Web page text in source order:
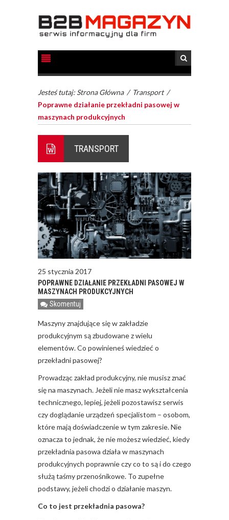
Jesteś tutaj: Strona Główna / Transport /
Poprawne działanie przekładni pasowej w
maszynach produkcyjnych
TRANSPORT
25 stycznia 2017
POPRAWNE DZIAŁANIE PRZEKŁADNI PASOWEJ W
MASZYNACH PRODUKCYJNYCH
Skomentuj
Maszyny znajdujące się w zakładzie
produkcyjnym są zbudowane z wielu
elementów. Co powinieneś wiedzieć o
przekładni pasowej?
Prowadząc zakład produkcyjny, nie musisz znać
się na maszynach. Jeżeli nie masz wykształcenia
technicznego, lepiej, jeżeli pozostawisz serwis
czy doglądanie urządzeń specjalistom – osobom,
które mają doświadczenie w tym zakresie. Nie
oznacza to jednak, że nie możesz wiedzieć, kiedy
przekładnia pasowa działa w maszynach
produkcyjnych poprawnie czy co to są i do czego
służą taśmy przenośnikowe. To zupełne
podstawy, jeżeli chodzi o działanie maszyn.
Co to jest przekładnia pasowa?